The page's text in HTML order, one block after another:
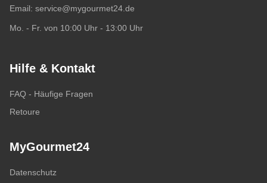
Email: service@mygourmet24.de
Mo. - Fr. von 10:00 Uhr - 13:00 Uhr
Hilfe & Kontakt
FAQ - Häufige Fragen
Retoure
MyGourmet24
Datenschutz